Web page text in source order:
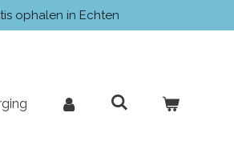
ophalen in Echten